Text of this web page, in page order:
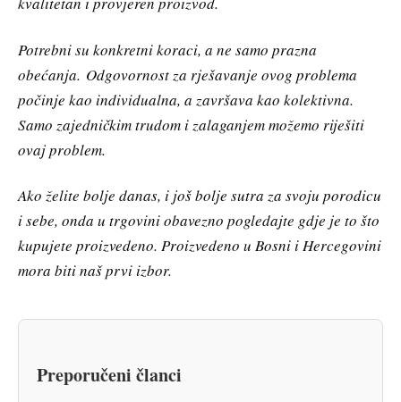
Potrebni su konkretni koraci, a ne samo prazna
obećanja. Odgovornost za rješavanje ovog problema
počinje kao individualna, a završava kao kolektivna.
Samo zajedničkim trudom i zalaganjem možemo riješiti
ovaj problem.
Ako želite bolje danas, i još bolje sutra za svoju porodicu
i sebe, onda u trgovini obavezno pogledajte gdje je to što
kupujete proizvedeno. Proizvedeno u Bosni i Hercegovini
mora biti naš prvi izbor.
Preporučeni članci